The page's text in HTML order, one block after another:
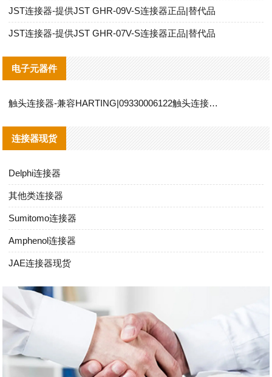
JST连接器-提供JST GHR-09V-S连接器正品|替代品
JST连接器-提供JST GHR-07V-S连接器正品|替代品
电子元器件
触头连接器-兼容HARTING|09330006122触头连接器替代品说明
连接器现货
Delphi连接器
其他类连接器
Sumitomo连接器
Amphenol连接器
JAE连接器现货